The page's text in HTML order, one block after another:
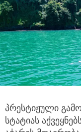
პრესტიჟული
სტატიას